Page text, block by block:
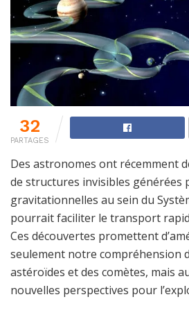
32
PARTAGES
Des astronomes ont récemment
de structures invisibles générées
gravitationnelles au sein du
pourrait faciliter le transport
Ces découvertes promettent
seulement notre compréhension
astéroïdes et des comètes, mais
nouvelles perspectives pour